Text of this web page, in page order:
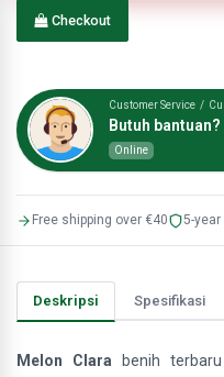
Checkout
Customer Service /
Butuh
Online
Free shipping over €40 5-
Deskripsi Spesifikasi
Melon Clara
benih